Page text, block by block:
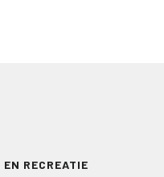
EN RECREATIE